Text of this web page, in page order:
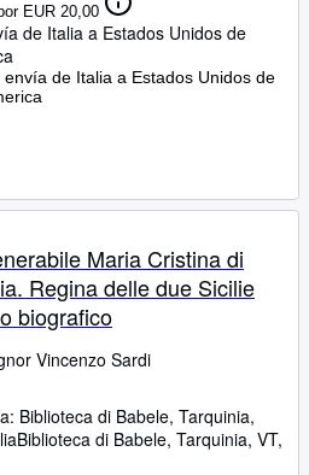
EUR 20,00
de Italia a Estados Unidos de
envía de Italia a Estados Unidos de
Maria Cristina di
Regina delle due Sicilie
biografico
Vincenzo Sardi
Biblioteca di Babele, Tarquinia,
Biblioteca di Babele, Tarquinia, VT,